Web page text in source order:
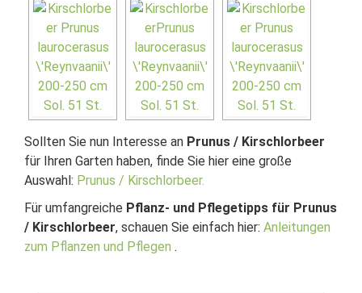
Sollten Sie nun Interesse an Prunus / Kirschlorbeer
für Ihren Garten haben, finde Sie hier eine große
Auswahl: Prunus / Kirschlorbeer.
Für umfangreiche Pflanz- und Pflegetipps für Prunus
/ Kirschlorbeer, schauen Sie einfach hier: Anleitungen
zum Pflanzen und Pflegen .